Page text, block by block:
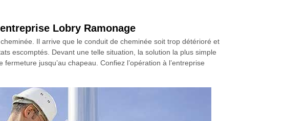
Lobry Ramonage
Il arrive que le conduit de cheminée soit trop détérioré et
escomptés. Devant une telle situation, la solution la plus simple
jusqu’au chapeau. Confiez l’opération à l’entreprise